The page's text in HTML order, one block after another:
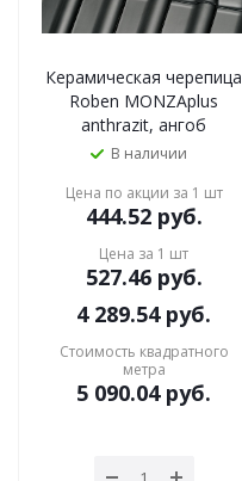
Керамическая черепица
Roben MONZAplus
anthrazit, ангоб
В наличии
Цена по акции за 1 шт
444.52руб.
Цена за 1 шт
527.46руб.
4 289.54руб.
Стоимость квадратного
метра
5 090.04руб.